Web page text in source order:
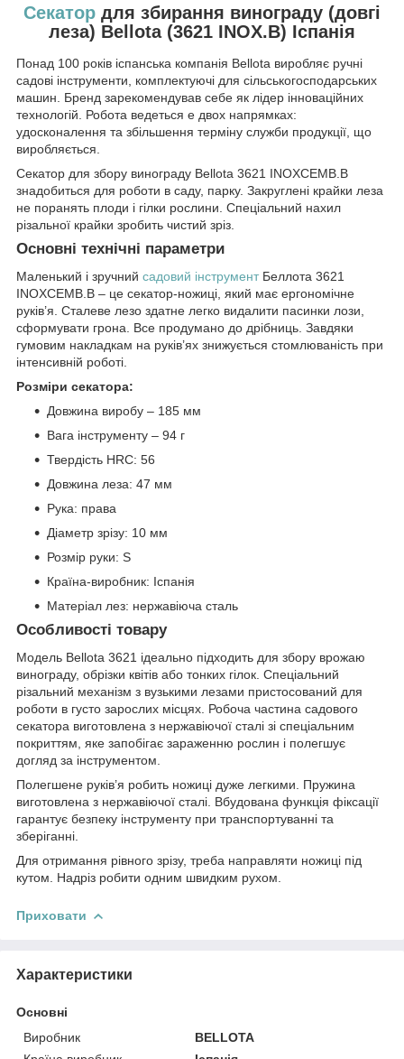
Секатор для збирання винограду (довгі
леза) Bellota (3621 INOX.B) Іспанія
Понад 100 років іспанська компанія Bellota виробляє ручні
садові інструменти, комплектуючі для сільськогосподарських
машин. Бренд зарекомендував себе як лідер інноваційних
технологій. Робота ведеться e двох напрямках:
удосконалення та збільшення терміну служби продукції, що
виробляється.
Секатор для збору винограду Bellota 3621 INOXCEMB.B
знадобиться для роботи в саду, парку. Закруглені крайки леза
не поранять плоди і гілки рослини. Спеціальний нахил
різальної крайки зробить чистий зріз.
Основні технічні параметри
Маленький і зручний садовий інструментБеллота 3621
INOXCEMB.B – це секатор-ножиці, який має ергономічне
руків’я. Сталеве лезо здатне легко видалити пасинки лози,
сформувати грона. Все продумано до дрібниць. Завдяки
гумовим накладкам на руків’ях знижується стомлюваність при
інтенсивній роботі.
Розміри секатора:
Довжина виробу – 185 мм
Вага інструменту – 94 г
Твердість HRC: 56
Довжина леза: 47 мм
Рука: права
Діаметр зрізу: 10 мм
Розмір руки: S
Країна-виробник: Іспанія
Матеріал лез: нержавіюча сталь
Особливості товару
Модель Bellota 3621 ідеально підходить для збору врожаю
винограду, обрізки квітів або тонких гілок. Спеціальний
різальний механізм з вузькими лезами пристосований для
роботи в густо зарослих місцях. Робоча частина садового
секатора виготовлена з нержавіючої сталі зі спеціальним
покриттям, яке запобігає зараженню рослин і полегшує
догляд за інструментом.
Полегшене руків’я робить ножиці дуже легкими. Пружина
виготовлена з нержавіючої сталі. Вбудована функція фіксації
гарантує безпеку інструменту при транспортуванні та
зберіганні.
Для отримання рівного зрізу, треба направляти ножиці під
кутом. Надріз робити одним швидким рухом.
Приховати
Характеристики
Основні
Виробник
BELLOTA